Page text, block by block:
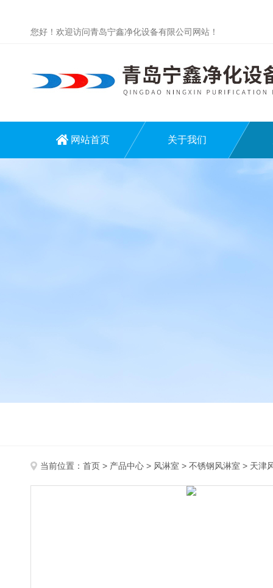
您好！欢迎访问青岛宁鑫净化设备有限公司网站！
网站首页 关于我们
当前位置： 首页 > 产品中心 > 风淋室 > 不锈钢风淋室 > 天津